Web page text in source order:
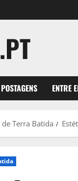
ENTRE
Terra Batida